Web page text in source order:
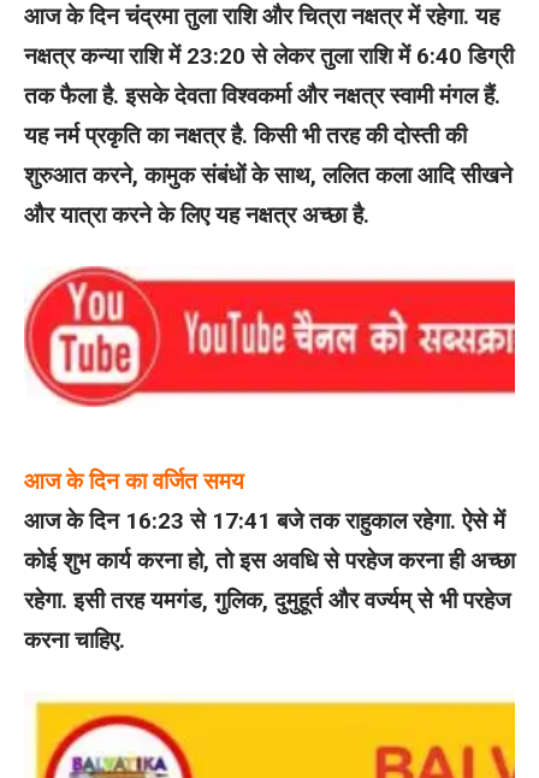
आज के दिन चंद्रमा तुला राशि और चित्रा नक्षत्र में रहेगा. यह
नक्षत्र कन्या राशि में 23:20 से लेकर तुला राशि में 6:40 डिग्री
तक फैला है. इसके देवता विश्वकर्मा और नक्षत्र स्वामी मंगल हैं.
यह नर्म प्रकृति का नक्षत्र है. किसी भी तरह की दोस्ती की
शुरुआत करने, कामुक संबंधों के साथ, ललित कला आदि सीखने
और यात्रा करने के लिए यह नक्षत्र अच्छा है.
आज के दिन का वर्जित समय
आज के दिन 16:23 से 17:41 बजे तक राहुकाल रहेगा. ऐसे में
कोई शुभ कार्य करना हो, तो इस अवधि से परहेज करना ही अच्छा
रहेगा. इसी तरह यमगंड, गुलिक, दुमुहूर्त और वर्ज्यम् से भी परहेज
करना चाहिए.